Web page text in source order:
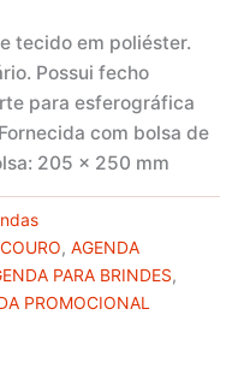
tecido em poliéster.
Possui fecho
para esferográfica
com bolsa de
205 x 250 mm
, AGENDA
PARA BRINDES,
PROMOCIONAL